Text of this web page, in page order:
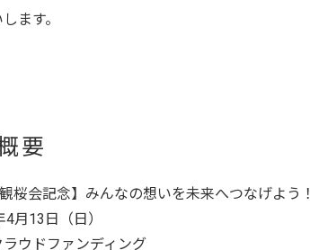
ます。
要
桜会記念】みんなの想いを未来へつなげよう！
月13日（日）
ウドファンディング